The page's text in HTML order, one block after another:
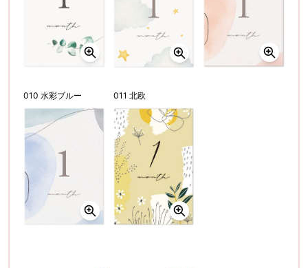
010 水彩ブルー 011 北欧